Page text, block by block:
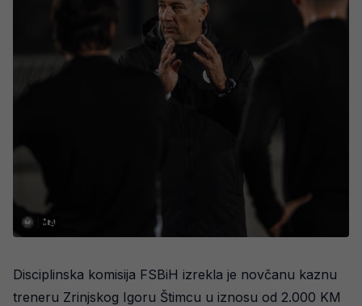
Disciplinska komisija FSBiH izrekla je novčanu kaznu
treneru Zrinjskog Igoru Štimcu u iznosu od 2.000 KM